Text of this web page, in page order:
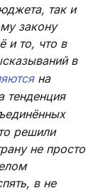
так и
закону
и то, что в
в
на
тенденция
решили
не просто
в не